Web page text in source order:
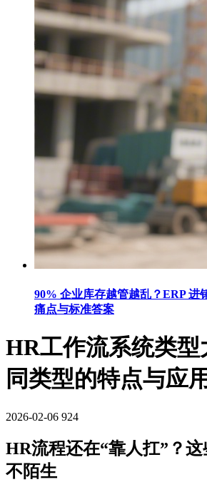
90% 企业库存越管越乱？ERP 进
痛点与标准答案
HR工作流系统类型
同类型的特点与应
2026-02-06 924
HR流程还在“靠人扛”？
不陌生